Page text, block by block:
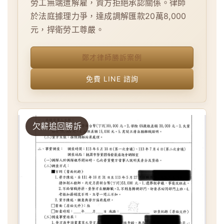
勞工無端遭解雇，資方拒絕承認關係。律師
於法庭據理力爭，達成調解匯款20萬8,000
元，捍衛勞工尊嚴。
鄭才律師勝訴案例
免費 LINE 諮詢
欠薪追回勝訴